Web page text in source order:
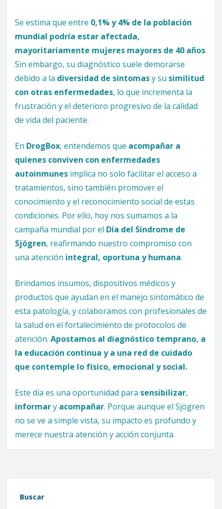
Se estima que entre 0,1% y 4% de la población
mundial podría estar afectada,
mayoritariamente mujeres mayores de 40 años.
Sin embargo, su diagnóstico suele demorarse
debido a la diversidad de síntomasy su similitud
con otras enfermedades, lo que incrementa la
frustración y el deterioro progresivo de la calidad
de vida del paciente.
En DrogBox, entendemos que acompañar a
quienes conviven con enfermedades
autoinmunes implica no solo facilitar el acceso a
tratamientos, sino también promover el
conocimiento y el reconocimiento social de estas
condiciones. Por ello, hoy nos sumamos a la
campaña mundial por el Día del Síndrome de
Sjögren, reafirmando nuestro compromiso con
una atención integral, oportuna y humana.
Brindamos insumos, dispositivos médicos y
productos que ayudan en el manejo sintomático de
esta patología, y colaboramos con profesionales de
la salud en el fortalecimiento de protocolos de
atención. Apostamos al diagnóstico temprano, a
la educación continua y a una red de cuidado
que contemple lo físico, emocional y social.
Este día es una oportunidad para sensibilizar,
informary acompañar. Porque aunque el Sjögren
no se ve a simple vista, su impacto es profundo y
merece nuestra atención y acción conjunta.
Buscar